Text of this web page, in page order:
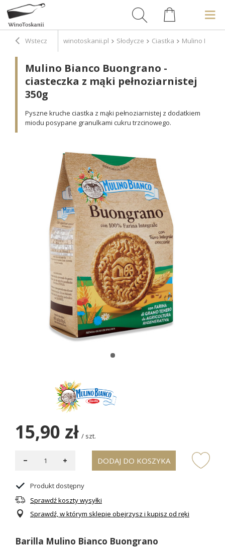
Wstecz winotoskanii.pl Słodycze Ciastka Mulino
Mulino Bianco Buongrano -
ciasteczka z mąki pełnoziarnistej
350g
Pyszne kruche ciastka z mąki pełnoziarnistej z dodatkiem
miodu posypane granulkami cukru trzcinowego.
15,90 zł / szt.
DODAJ DO KOSZYKA
Produkt dostępny
Sprawdź koszty wysyłki
Sprawdź, w którym sklepie obejrzysz i kupisz od ręki
Barilla Mulino Bianco Buongrano